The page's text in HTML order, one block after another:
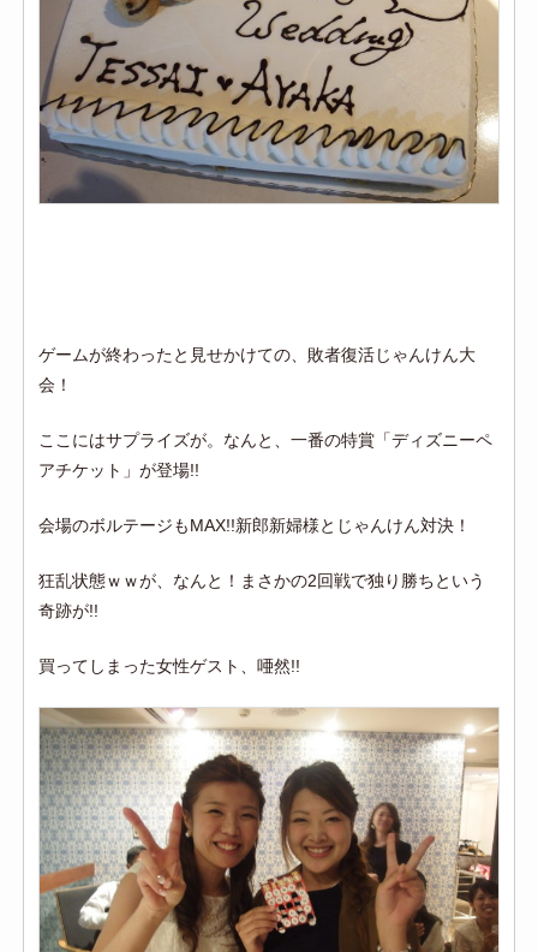
ゲームが終わったと見せかけての、敗者復活じゃんけん大
会！
ここにはサプライズが。なんと、一番の特賞「ディズニーペ
アチケット」が登場!!
会場のボルテージもMAX!!新郎新婦様とじゃんけん対決！
狂乱状態ｗｗが、なんと！まさかの2回戦で独り勝ちという
奇跡が!!
買ってしまった女性ゲスト、唖然!!